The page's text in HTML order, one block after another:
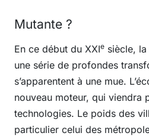
Mutante ?
En ce début du XXIe siècle,
une série de profondes
s’apparentent à une mue.
nouveau moteur, qui viendra
technologies. Le poids des
particulier celui des